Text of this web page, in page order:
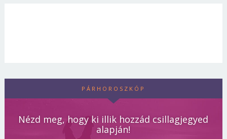
PÁRHOROSZKÓP
Nézd meg, hogy ki illik hozzád csillagjegyed
alapján!